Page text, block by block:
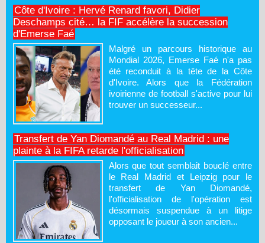
Côte d'Ivoire : Hervé Renard favori, Didier
Deschamps cité… la FIF accélère la succession
d'Emerse Faé
Malgré un parcours historique au
Mondial 2026, Emerse Faé n'a pas
été reconduit à la tête de la Côte
d'Ivoire. Alors que la Fédération
ivoirienne de football s'active pour lui
trouver un successeur...
Transfert de Yan Diomandé au Real Madrid : une
plainte à la FIFA retarde l'officialisation
Alors que tout semblait bouclé entre
le Real Madrid et Leipzig pour le
transfert de Yan Diomandé,
l'officialisation de l'opération est
désormais suspendue à un litige
opposant le joueur à son ancien...